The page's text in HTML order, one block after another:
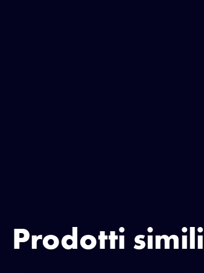
Prodotti simili